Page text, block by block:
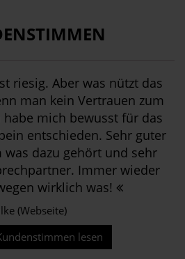
riesig. Aber was nützt das
man kein Vertrauen zum
habe mich bewusst für das
entschieden. Sehr guter
was dazu gehört und sehr
Immer wieder
wirklich was!
(Webseite)
lesen